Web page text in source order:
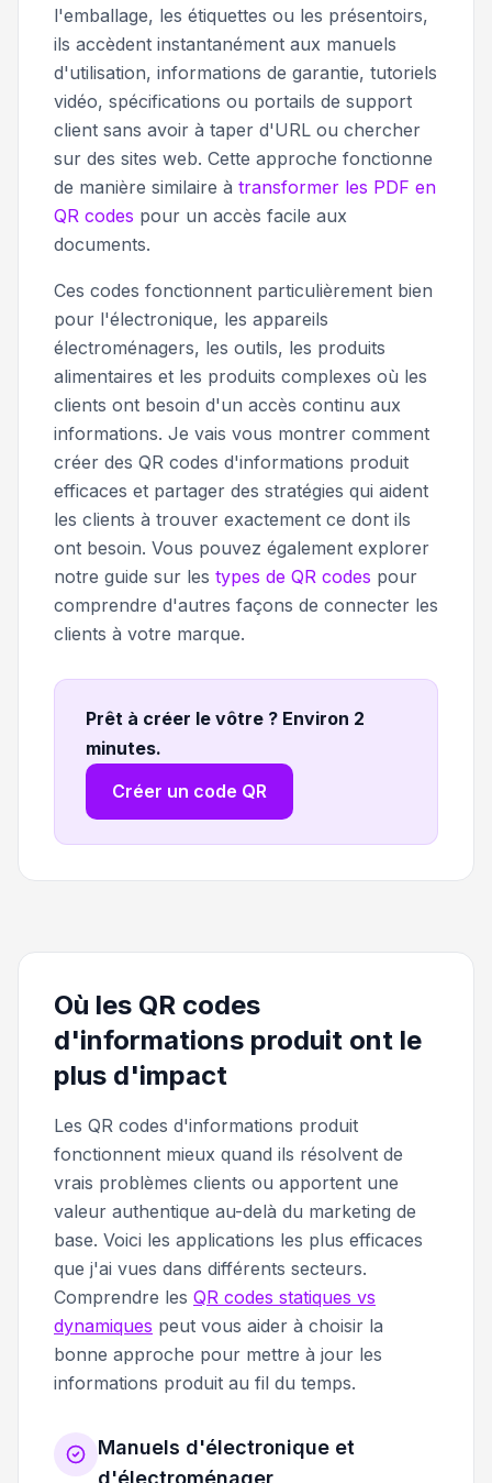
l'emballage, les étiquettes ou les présentoirs,
ils accèdent instantanément aux manuels
d'utilisation, informations de garantie, tutoriels
vidéo, spécifications ou portails de support
client sans avoir à taper d'URL ou chercher
sur des sites web. Cette approche fonctionne
de manière similaire à transformer les PDF en
QR codes pour un accès facile aux
documents.
Ces codes fonctionnent particulièrement bien
pour l'électronique, les appareils
électroménagers, les outils, les produits
alimentaires et les produits complexes où les
clients ont besoin d'un accès continu aux
informations. Je vais vous montrer comment
créer des QR codes d'informations produit
efficaces et partager des stratégies qui aident
les clients à trouver exactement ce dont ils
ont besoin. Vous pouvez également explorer
notre guide sur les types de QR codes pour
comprendre d'autres façons de connecter les
clients à votre marque.
Prêt à créer le vôtre ? Environ 2
minutes.
Créer un code QR
Où les QR codes
d'informations produit ont le
plus d'impact
Les QR codes d'informations produit
fonctionnent mieux quand ils résolvent de
vrais problèmes clients ou apportent une
valeur authentique au-delà du marketing de
base. Voici les applications les plus efficaces
que j'ai vues dans différents secteurs.
Comprendre les QR codes statiques vs
dynamiques peut vous aider à choisir la
bonne approche pour mettre à jour les
informations produit au fil du temps.
Manuels d'électronique et
d'électroménager